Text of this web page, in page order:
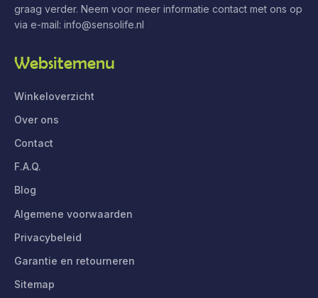
graag verder. Neem voor meer informatie contact met ons op
via e-mail: info@sensolife.nl
Websitemenu
Winkeloverzicht
Over ons
Contact
F.A.Q.
Blog
Algemene voorwaarden
Privacybeleid
Garantie en retourneren
Sitemap